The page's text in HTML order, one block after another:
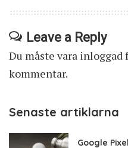
Leave a Reply
Du måste vara inloggad
kommentar.
Senaste artiklarna
Google